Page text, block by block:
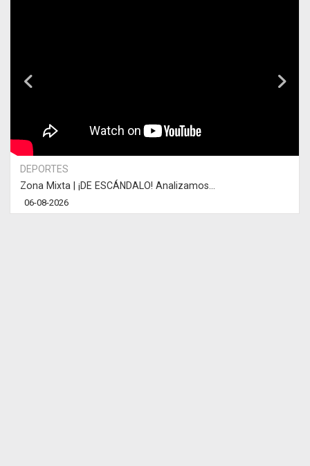
DEPORTES
Zona Mixta | ¡DE ESCÁNDALO! Analizamos...
06-08-2026